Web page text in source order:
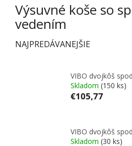
Výsuvné koše so
vedením
NAJPREDÁVANEJŠIE
VIBO dvojkôš
Skladom (150 ks)
€105,77
VIBO dvojkôš
Skladom (30 ks)